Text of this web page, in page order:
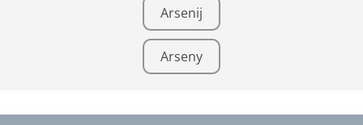
Arsenij
Arseny